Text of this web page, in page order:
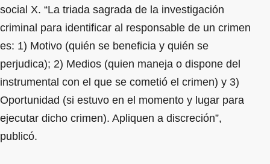
social X. “La triada sagrada de la investigación
criminal para identificar al responsable de un crimen
es: 1) Motivo (quién se beneficia y quién se
perjudica); 2) Medios (quien maneja o dispone del
instrumental con el que se cometió el crimen) y 3)
Oportunidad (si estuvo en el momento y lugar para
ejecutar dicho crimen). Apliquen a discreción”,
publicó.